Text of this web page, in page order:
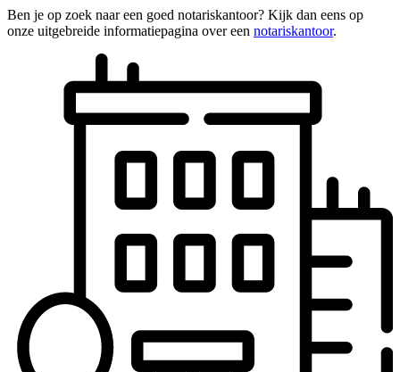
Ben je op zoek naar een goed notariskantoor? Kijk dan eens op
onze uitgebreide informatiepagina over een notariskantoor.